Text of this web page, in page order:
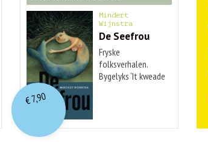
Mindert
Wijnstra
De Seefrou
Fryske
folksverhalen.
Bygelyks ‘It kweade
€7,90